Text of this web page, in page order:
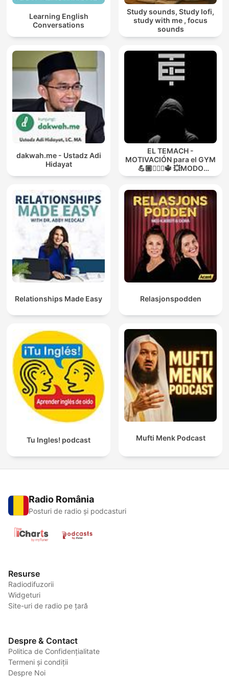
Learning English
Conversations
Study sounds, Study lofi,
study with me , focus
sounds
dakwah.me - Ustadz Adi
Hidayat
EL TEMACH -
MOTIVACIÓN para el GYM
💪🏼🏋🏻‍♀🔱 💥MODO
GUERRA💥
Relationships Made Easy Relasjonspodden
Tu Ingles! podcast Mufti Menk Podcast
Radio România
Posturi de radio și podcasturi
Resurse
Radiodifuzorii
Widgeturi
Site-uri de radio pe țară
Despre & Contact
Politica de Confidențialitate
Termeni și condiții
Despre Noi